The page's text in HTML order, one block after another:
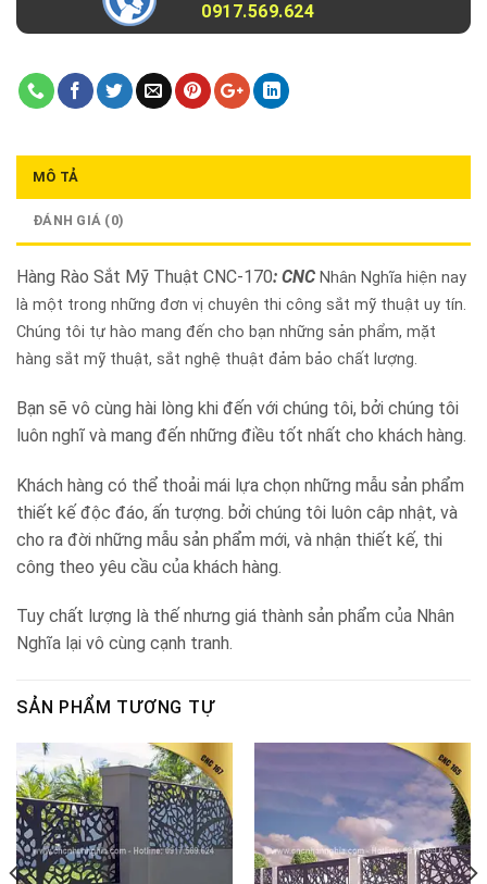
0917.569.624
MÔ TẢ
ĐÁNH GIÁ (0)
Hàng Rào Sắt Mỹ Thuật CNC-170: CNC Nhân Nghĩa hiện nay
là một trong những đơn vị chuyên thi công sắt mỹ thuật uy tín.
Chúng tôi tự hào mang đến cho bạn những sản phẩm, mặt
hàng sắt mỹ thuật, sắt nghệ thuật đảm bảo chất lượng.
Bạn sẽ vô cùng hài lòng khi đến với chúng tôi, bởi chúng tôi
luôn nghĩ và mang đến những điều tốt nhất cho khách hàng.
Khách hàng có thể thoải mái lựa chọn những mẫu sản phẩm
thiết kế độc đáo, ấn tượng. bởi chúng tôi luôn câp nhật, và
cho ra đời những mẫu sản phẩm mới, và nhận thiết kế, thi
công theo yêu cầu của khách hàng.
Tuy chất lượng là thế nhưng giá thành sản phẩm của Nhân
Nghĩa lại vô cùng cạnh tranh.
SẢN PHẨM TƯƠNG TỰ